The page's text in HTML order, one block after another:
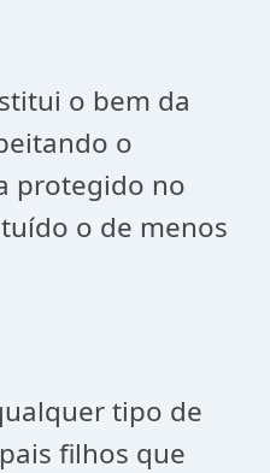
o bem da
o
protegido no
o de menos
tipo de
filhos que